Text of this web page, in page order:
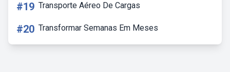
#19 Transporte Aéreo De Cargas
#20 Transformar Semanas Em Meses